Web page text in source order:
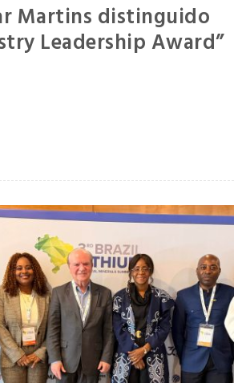
Martins distinguido
Leadership Award”